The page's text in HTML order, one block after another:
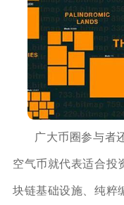
广大币圈参与者
空气币就代表适合投
块链基础设施、纯粹